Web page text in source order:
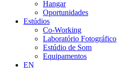
Hangar
Oportunidades
Estúdios
Co-Working
Laboratório Fotográfico
Estúdio de Som
Equipamentos
EN